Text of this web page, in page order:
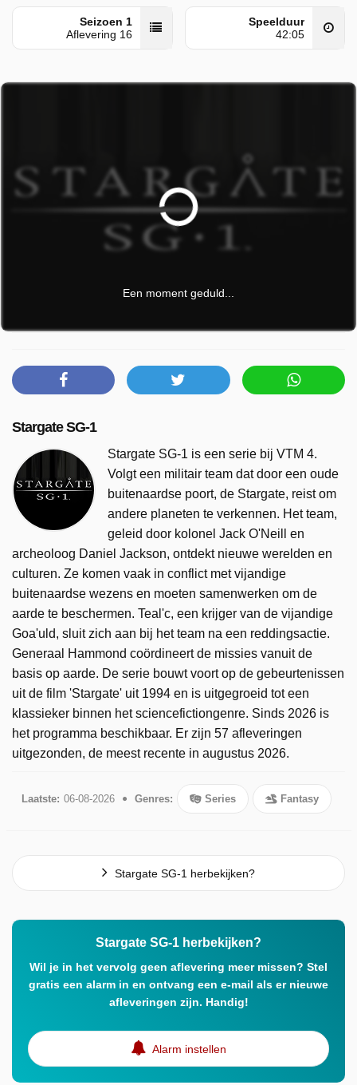
Seizoen 1
Aflevering 16
Speelduur
42:05
Een moment geduld...
Stargate SG-1
Stargate SG-1 is een serie bij VTM 4.
Volgt een militair team dat door een oude
buitenaardse poort, de Stargate, reist om
andere planeten te verkennen. Het team,
geleid door kolonel Jack O'Neill en
archeoloog Daniel Jackson, ontdekt nieuwe werelden en
culturen. Ze komen vaak in conflict met vijandige
buitenaardse wezens en moeten samenwerken om de
aarde te beschermen. Teal'c, een krijger van de vijandige
Goa'uld, sluit zich aan bij het team na een reddingsactie.
Generaal Hammond coördineert de missies vanuit de
basis op aarde. De serie bouwt voort op de gebeurtenissen
uit de film 'Stargate' uit 1994 en is uitgegroeid tot een
klassieker binnen het sciencefictiongenre. Sinds 2026 is
het programma beschikbaar. Er zijn 57 afleveringen
uitgezonden, de meest recente in augustus 2026.
Laatste: 06-08-2026 Genres: Series Fantasy
Stargate SG-1 herbekijken?
Stargate SG-1 herbekijken?
Wil je in het vervolg geen aflevering meer missen? Stel
gratis een alarm in en ontvang een e-mail als er nieuwe
afleveringen zijn. Handig!
Alarm instellen